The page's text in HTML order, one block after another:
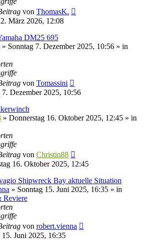
von ThomasK.
März 2026, 12:08
DM25 695
» Sonntag 7. Dezember 2025, 10:56 » in
von Tomassini
7. Dezember 2025, 10:56
» Donnerstag 16. Oktober 2025, 12:45 » in
von Christin88
16. Oktober 2025, 12:45
Shipwreck Bay aktuelle Situation
» Sonntag 15. Juni 2025, 16:35 » in
Reviere
von robert.vienna
15. Juni 2025, 16:35